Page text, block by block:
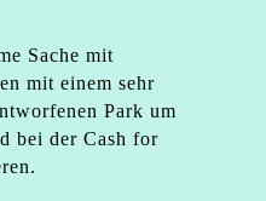
Sache mit
mit einem sehr
Park um
bei der Cash for